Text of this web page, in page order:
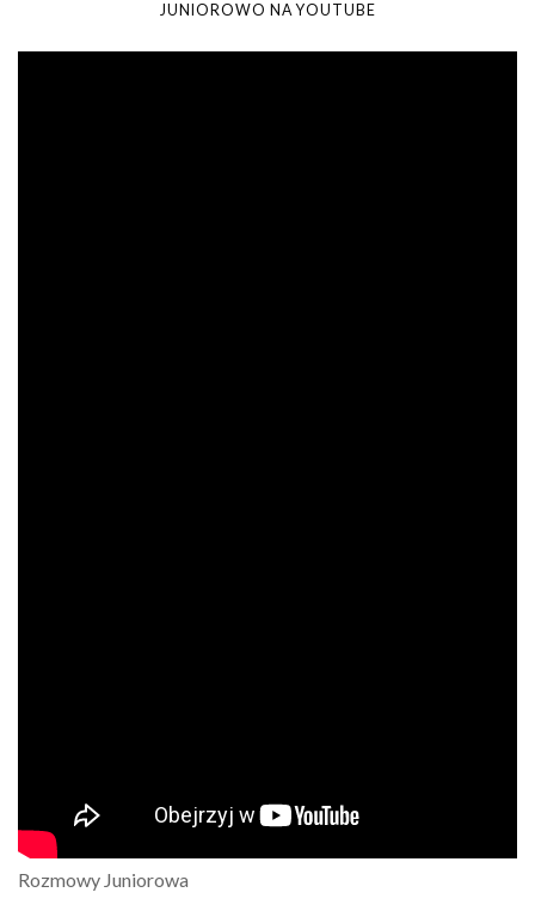
JUNIOROWO NA YOUTUBE
Rozmowy Juniorowa